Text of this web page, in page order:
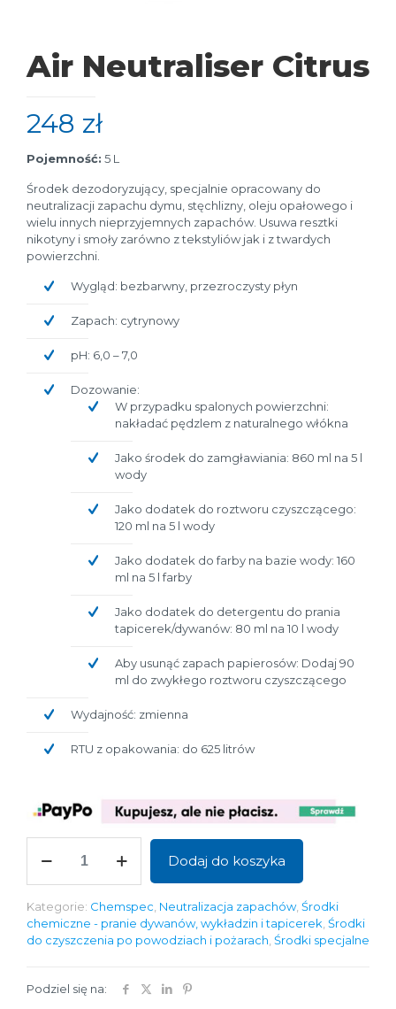
Air Neutraliser Citrus
248 zł
Pojemność: 5 L
Środek dezodoryzujący, specjalnie opracowany do
neutralizacji zapachu dymu, stęchlizny, oleju opałowego i
wielu innych nieprzyjemnych zapachów. Usuwa resztki
nikotyny i smoły zarówno z tekstyliów jak i z twardych
powierzchni.
Wygląd: bezbarwny, przezroczysty płyn
Zapach: cytrynowy
pH: 6,0 – 7,0
Dozowanie:
W przypadku spalonych powierzchni:
nakładać pędzlem z naturalnego włókna
Jako środek do zamgławiania: 860 ml na 5 l
wody
Jako dodatek do roztworu czyszczącego:
120 ml na 5 l wody
Jako dodatek do farby na bazie wody: 160
ml na 5 l farby
Jako dodatek do detergentu do prania
tapicerek/dywanów: 80 ml na 10 l wody
Aby usunąć zapach papierosów: Dodaj 90
ml do zwykłego roztworu czyszczącego
Wydajność: zmienna
RTU z opakowania: do 625 litrów
Dodaj do koszyka
Kategorie: Chemspec Neutralizacja zapachów, Środki
chemiczne - pranie dywanów, wykładzin i tapicerek Środki
do czyszczenia po powodziach i pożarach Środki specjalne
Podziel się na: